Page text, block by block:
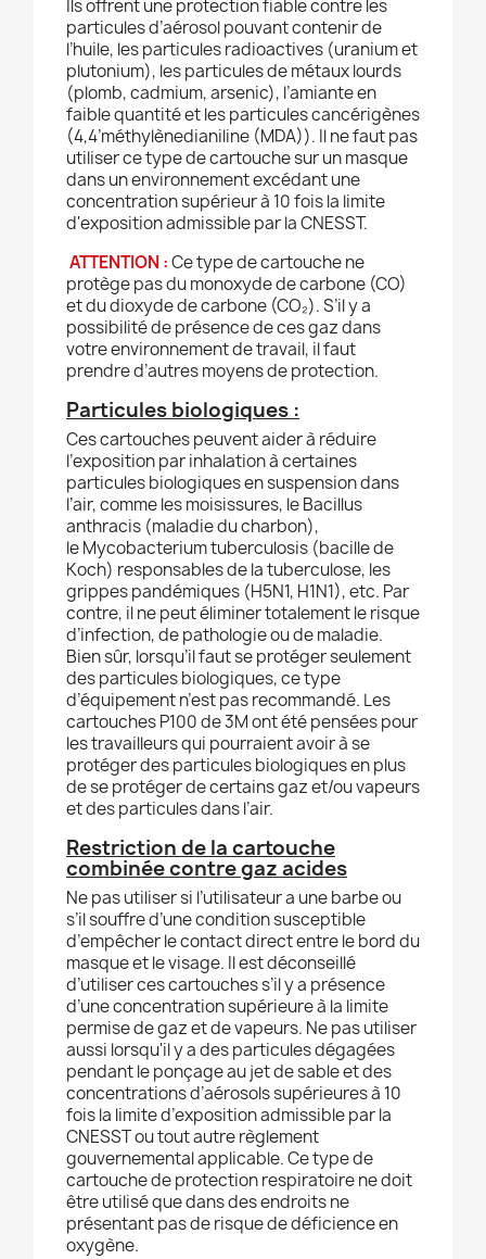
Ils offrent une protection fiable contre les
particules d’aérosol pouvant contenir de
l’huile, les particules radioactives (uranium et
plutonium), les particules de métaux lourds
(plomb, cadmium, arsenic), l’amiante en
faible quantité et les particules cancérigènes
(4,4’méthylènedianiline (MDA)). Il ne faut pas
utiliser ce type de cartouche sur un masque
dans un environnement excédant une
concentration supérieur à 10 fois la limite
d'exposition admissible par la CNESST.
ATTENTION :Ce type de cartouche ne
protège pas du monoxyde de carbone (CO)
et du dioxyde de carbone (CO₂). S’il y a
possibilité de présence de ces gaz dans
votre environnement de travail, il faut
prendre d’autres moyens de protection.
Particules biologiques :
Ces cartouches peuvent aider à réduire
l’exposition par inhalation à certaines
particules biologiques en suspension dans
l’air, comme les moisissures, le Bacillus
anthracis (maladie du charbon),
le Mycobacterium tuberculosis (bacille de
Koch) responsables de la tuberculose, les
grippes pandémiques (H5N1, H1N1), etc. Par
contre, il ne peut éliminer totalement le risque
d’infection, de pathologie ou de maladie.
Bien sûr, lorsqu’il faut se protéger seulement
des particules biologiques, ce type
d’équipement n’est pas recommandé. Les
cartouches P100 de 3M ont été pensées pour
les travailleurs qui pourraient avoir à se
protéger des particules biologiques en plus
de se protéger de certains gaz et/ou vapeurs
et des particules dans l’air.
Restriction de la cartouche
combinée contre gaz acides
Ne pas utiliser si l’utilisateur a une barbe ou
s’il souffre d’une condition susceptible
d’empêcher le contact direct entre le bord du
masque et le visage. Il est déconseillé
d’utiliser ces cartouches s’il y a présence
d’une concentration supérieure à la limite
permise de gaz et de vapeurs. Ne pas utiliser
aussi lorsqu'il y a des particules dégagées
pendant le ponçage au jet de sable et des
concentrations d’aérosols supérieures à 10
fois la limite d’exposition admissible par la
CNESST ou tout autre règlement
gouvernemental applicable. Ce type de
cartouche de protection respiratoire ne doit
être utilisé que dans des endroits ne
présentant pas de risque de déficience en
oxygène.